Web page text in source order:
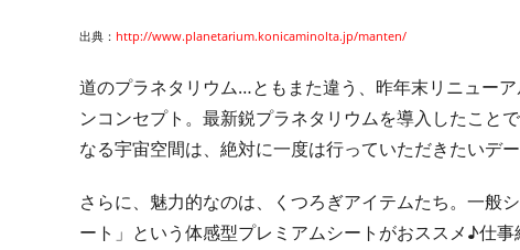
出典： http://www.planetarium.konicaminolta.jp/manten/
道のプラネタリウム…ともまた違う、昨年末リニュー
ンコンセプト。最新鋭プラネタリウムを導入したこと
なる宇宙空間は、絶対に一度は行っていただきたいデ
さらに、魅力的なのは、くつろぎアイテムたち。一般
ート」という体感型プレミアムシートがおススメ♪仕